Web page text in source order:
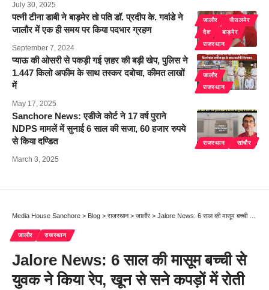
July 30, 2025
जालौर
जैसलमेर
देश
बाड़मेर
राजस्थान
पत्नी टीना डाबी ने बाड़मेर तो पति डॉ. प्रदीप के. गवांडे ने
जालौर में एक ही समय पर किया पदभार ग्रहण
September 7, 2024
जालौर
राजस्थान
प्याऊ की ओसरी से पकड़ी गई ज़हर की बड़ी खेप, पुलिस ने
1.447 किलो अफीम के साथ तस्कर दबोचा, कीमत लाखों
में
May 17, 2025
राजस्थान सांचौर
Sanchore News: एडीजे कोर्ट ने 17 वर्ष पुराने
NDPS मामलें में सुनाई 6 साल की सजा, 60 हजार रुपये
से किया दण्डित
March 3, 2025
Media House Sanchore > Blog > राजस्थान> जालौर > Jalore News: 6 साल की मासूम बच्ची से युवक ने किया रेप, खून से सने कपड़ों में रोती हुई घर पहुंची तो मां के होश उड़े, आरोपी गिरफ्तार
जालौर राजस्थान
Jalore News: 6 साल की मासूम बच्ची से
युवक ने किया रेप, खून से सने कपड़ों में रोती